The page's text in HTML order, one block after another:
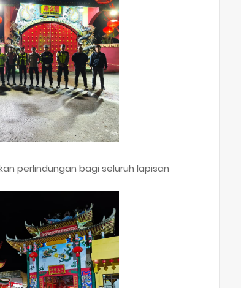
perlindungan bagi seluruh lapisan